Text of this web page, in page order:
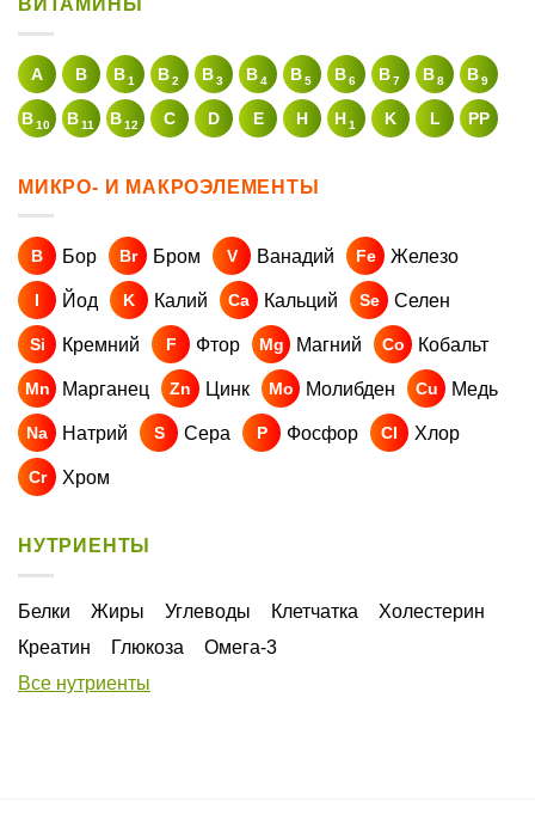
ВИТАМИНЫ
A В B1 B2 B3 B4 B5 B6 B7 B8 B9
B10 B 11 B12 C D E H H1 K L PP
МИКРО- И МАКРОЭЛЕМЕНТЫ
B Бор Br Бром V Ванадий Fe Железо
I Йод K Калий Ca Кальций Se Селен
Si Кремний F Фтор Mg Магний Co Кобальт
Mn Марганец Zn Цинк Mo Молибден Cu Медь
Na Натрий S Сера P Фосфор Cl Хлор
Cr Хром
НУТРИЕНТЫ
Белки Жиры Углеводы Клетчатка
Холестерин
Креатин
Глюкоза
Омега-3
Все нутриенты